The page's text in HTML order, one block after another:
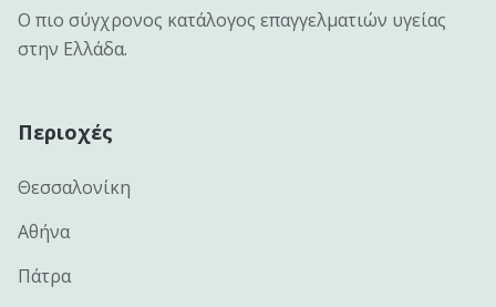
Ο πιο σύγχρονος κατάλογος επαγγελματιών υγείας
στην Ελλάδα.
Περιοχές
Θεσσαλονίκη
Αθήνα
Πάτρα